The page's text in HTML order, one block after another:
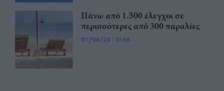
Πάνω από 1.500 έλεγχοι σε
περισσότερες από 300 παραλίες
07/08/26 | 10:58